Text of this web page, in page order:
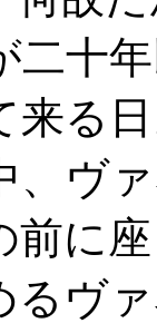
二十
来る
、ヴ
前に
るヴ